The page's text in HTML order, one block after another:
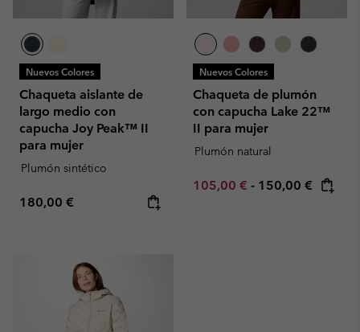
Nuevos Colores
Chaqueta aislante de
largo medio con
capucha Joy Peak™ II
para mujer
Plumón sintético
Regular price:
180,00 €
Nuevos Colores
Chaqueta de plumón
con capucha Lake 22™
II para mujer
Plumón natural
Minimum sale price:
105,00 € - Maximum price:
150,00 €